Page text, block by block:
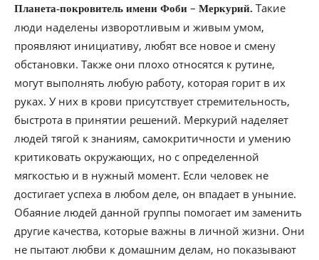
Планета-покровитель имени Фоби – Меркурий. Такие
люди наделены изворотливым и живым умом,
проявляют инициативу, любят все новое и смену
обстановки. Также они плохо относятся к рутине,
могут выполнять любую работу, которая горит в их
руках. У них в крови присутствует стремительность,
быстрота в принятии решений. Меркурий наделяет
людей тягой к знаниям, самокритичности и умению
критиковать окружающих, но с определенной
мягкостью и в нужный момент. Если человек не
достигает успеха в любом деле, он впадает в уныние.
Обаяние людей данной группы помогает им заменить
другие качества, которые важны в личной жизни. Они
не пытают любви к домашним делам, но показывают